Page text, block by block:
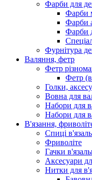
Фарби для
Фарби
Фарби
Фарби
Фурнітура
Валяння, фетр
Фетр
Фетр
Голки,
Вовна для
Набори для
Набори для
В'язання,
Спиці
Фриволіте
Гачки
Аксесуари
Нитки для